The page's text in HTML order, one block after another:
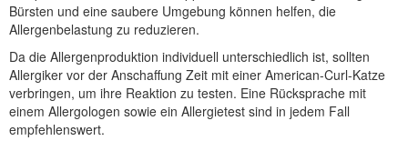
Bürsten und eine saubere Umgebung können helfen, die
Allergenbelastung zu reduzieren.
Da die Allergenproduktion individuell unterschiedlich ist, sollten
Allergiker vor der Anschaffung Zeit mit einer American-Curl-Katze
verbringen, um ihre Reaktion zu testen. Eine Rücksprache mit
einem Allergologen sowie ein Allergietest sind in jedem Fall
empfehlenswert.